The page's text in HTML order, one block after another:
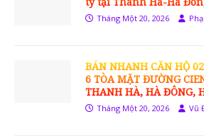
Tháng Một 20, 2026
BÁN NHANH CĂN HỘ
6 TÒA MẶT ĐƯỜNG
THANH HÀ, HÀ ĐÔNG,
Tháng Một 20, 2026 Vũ